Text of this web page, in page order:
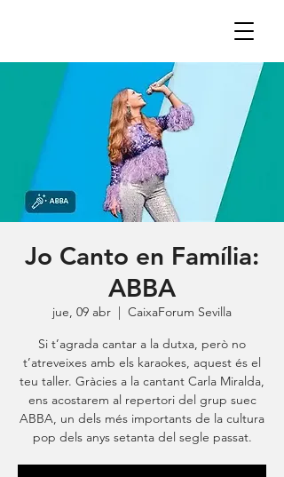
Jo Canto en Família:
ABBA
jue, 09 abr
  |
CaixaForum Sevilla
Si t’agrada cantar a la dutxa, però no
t’atreveixes amb els karaokes, aquest és el
teu taller. Gràcies a la cantant Carla Miralda,
ens acostarem al repertori del grup suec
ABBA, un dels més importants de la cultura
pop dels anys setanta del segle passat.